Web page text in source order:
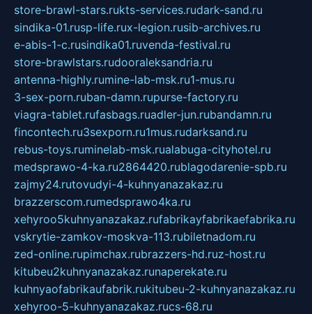
store-brawl-stars.rukts-services.rudark-sand.ru
sindika-01.rusp-life.rux-legion.rusib-archives.ru
e-abis-1-c.rusindika01.ruvenda-festival.ru
store-brawlstars.rudooraleksandria.ru
antenna-highly.rumine-lab-msk.ru1-mus.ru
3-sex-porn.ruban-damn.rupurse-factory.ru
viagra-tablet.rufasbags.ruadler-jun.rubandamn.ru
fincontech.ru3sexporn.ru1mus.rudarksand.ru
rebus-toys.ruminelab-msk.rualabuga-cityhotel.ru
medsprawo-4-ka.ru2864420.rublagodarenie-spb.ru
zajmy24.rutovudyi-4-kuhnyanazakaz.ru
brazzerscom.rumedsprawo4ka.ru
xehyroo5kuhnyanazakaz.rufabrikayfabrikaefabrika.ru
vskrytie-zamkov-moskva-113.rubiletnadom.ru
zed-online.rupimchax.rubrazzers-hd.ruz-host.ru
kitubeu2kuhnyanazakaz.runaperekate.ru
kuhnyaofabrikaufabrik.rukitubeu-2-kuhnyanazakaz.ru
xehyroo-5-kuhnyanazakaz.rucs-68.ru